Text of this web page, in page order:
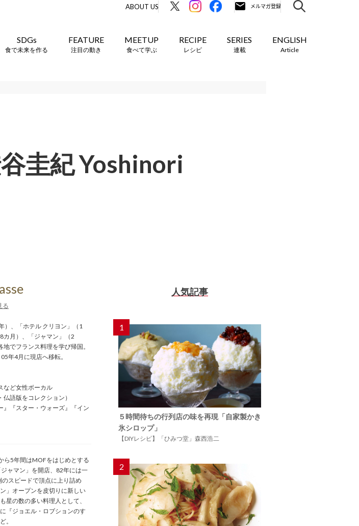
ABOUT US
SDGs
食で未来を作る
FEATURE
注目の動き
MEETUP
食べて学ぶ
RECIPE
レシピ
SERIES
連載
ENGLISH
Article
圭紀 Yoshinori
る
）、「ホテル クリヨン」（1
カ月）、「ジャマン」（2
でフランス料理を学び帰国。
年4月に現店へ移転。
など女性ボーカル
語版をコレクション）
』『スター・ウォーズ』『イン
ら5年間はMOFをはじめとする
ャマン」を開店、82年には一
スピードで頂点に上り詰め
」オープンを皮切りに新しい
星の数の多い料理人として、
『ジョエル・ロブションのす
。
人気記事
1
５時間待ちの行列店の味を再現「自家製かき
氷シロップ」
【DIYレシピ】「ひみつ堂」森西浩二
2